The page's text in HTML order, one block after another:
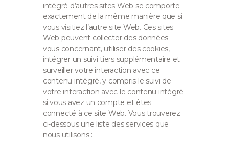
intégré d’autres sites Web se comporte
exactement de la même manière que si
vous visitiez l’autre site Web. Ces sites
Web peuvent collecter des données
vous concernant, utiliser des cookies,
intégrer un suivi tiers supplémentaire et
surveiller votre interaction avec ce
contenu intégré, y compris le suivi de
votre interaction avec le contenu intégré
si vous avez un compte et êtes
connecté à ce site Web. Vous trouverez
ci-dessous une liste des services que
nous utilisons :